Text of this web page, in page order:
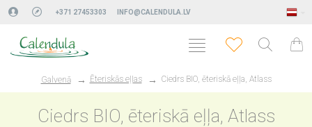
+371 27453303 INFO@CALENDULA.LV
Galvenā Ēteriskās eļļas Ciedrs BIO, ēteriskā eļļa, Atlass
Ciedrs BIO, ēteriskā eļļa, Atlass